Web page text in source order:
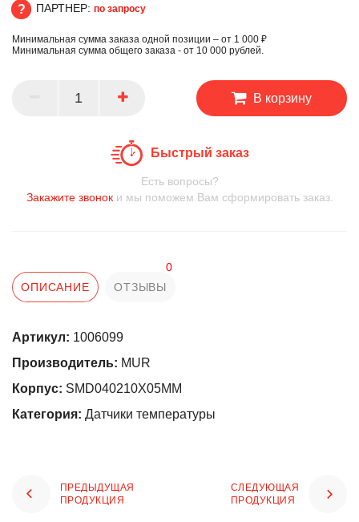
БЦ
ПАРТНЕР
ПАРТНЕР: по запросу
Минимальная сумма заказа одной позиции – от 1 000 ₽
Минимальная сумма общего заказа - от 10 000 рублей.
В корзину
Быстрый заказ
Есть вопросы?
Закажите звоноки мы поможем Вам сформировать заказ.
ОПИСАНИЕ ОТЗЫВЫ
0
Артикул: 1006099
Производитель: MUR
Корпус: SMD040210X05MM
Категория: Датчики температуры
ПРЕДЫДУЩАЯ
ПРОДУКЦИЯ
СЛЕДУЮЩАЯ
ПРОДУКЦИЯ